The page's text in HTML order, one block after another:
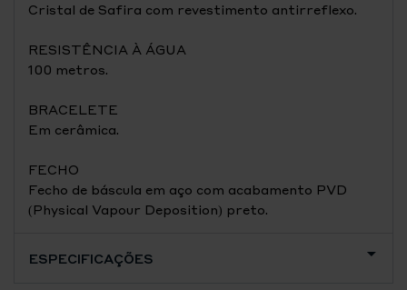
Cristal de Safira com revestimento antirreflexo.
RESISTÊNCIA À ÁGUA
100 metros.
BRACELETE
Em cerâmica.
FECHO
Fecho de báscula em aço com acabamento PVD
(Physical Vapour Deposition) preto.
ESPECIFICAÇÕES